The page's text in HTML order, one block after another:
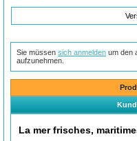
Sie müssensich anmelden um den
aufzunehmen.
La mer frisches,